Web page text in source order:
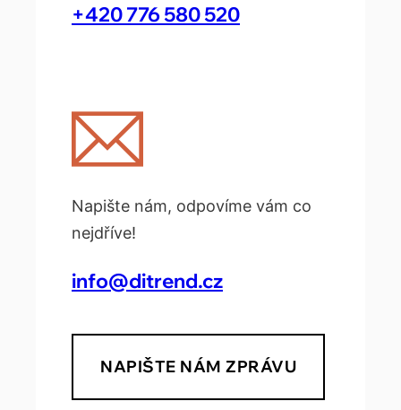
+420 776 580 520
Napište nám, odpovíme vám co
nejdříve!
info@ditrend.cz
NAPIŠTE NÁM ZPRÁVU